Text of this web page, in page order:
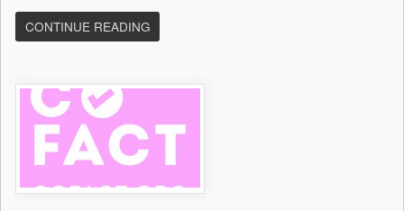
CONTINUE READING